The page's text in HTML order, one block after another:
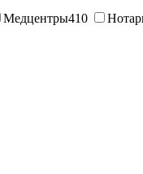
Медцентры410